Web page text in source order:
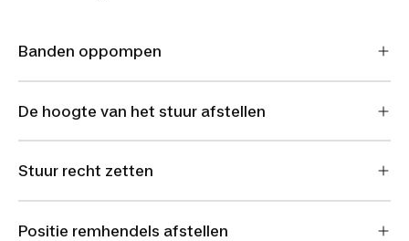
Banden oppompen
De hoogte van het stuur afstellen
Stuur recht zetten
Positie remhendels afstellen